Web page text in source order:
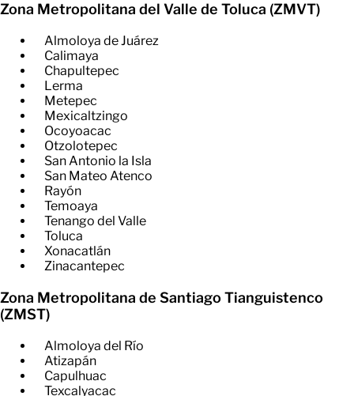
Zona Metropolitana del Valle de Toluca (ZMVT)
Almoloya de Juárez
Calimaya
Chapultepec
Lerma
Metepec
Mexicaltzingo
Ocoyoacac
Otzolotepec
San Antonio la Isla
San Mateo Atenco
Rayón
Temoaya
Tenango del Valle
Toluca
Xonacatlán
Zinacantepec
Zona Metropolitana de Santiago Tianguistenco
(ZMST)
Almoloya del Río
Atizapán
Capulhuac
Texcalyacac